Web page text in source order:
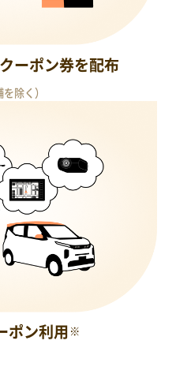
ーポン券を配布
を除く）
ポン利用 ※